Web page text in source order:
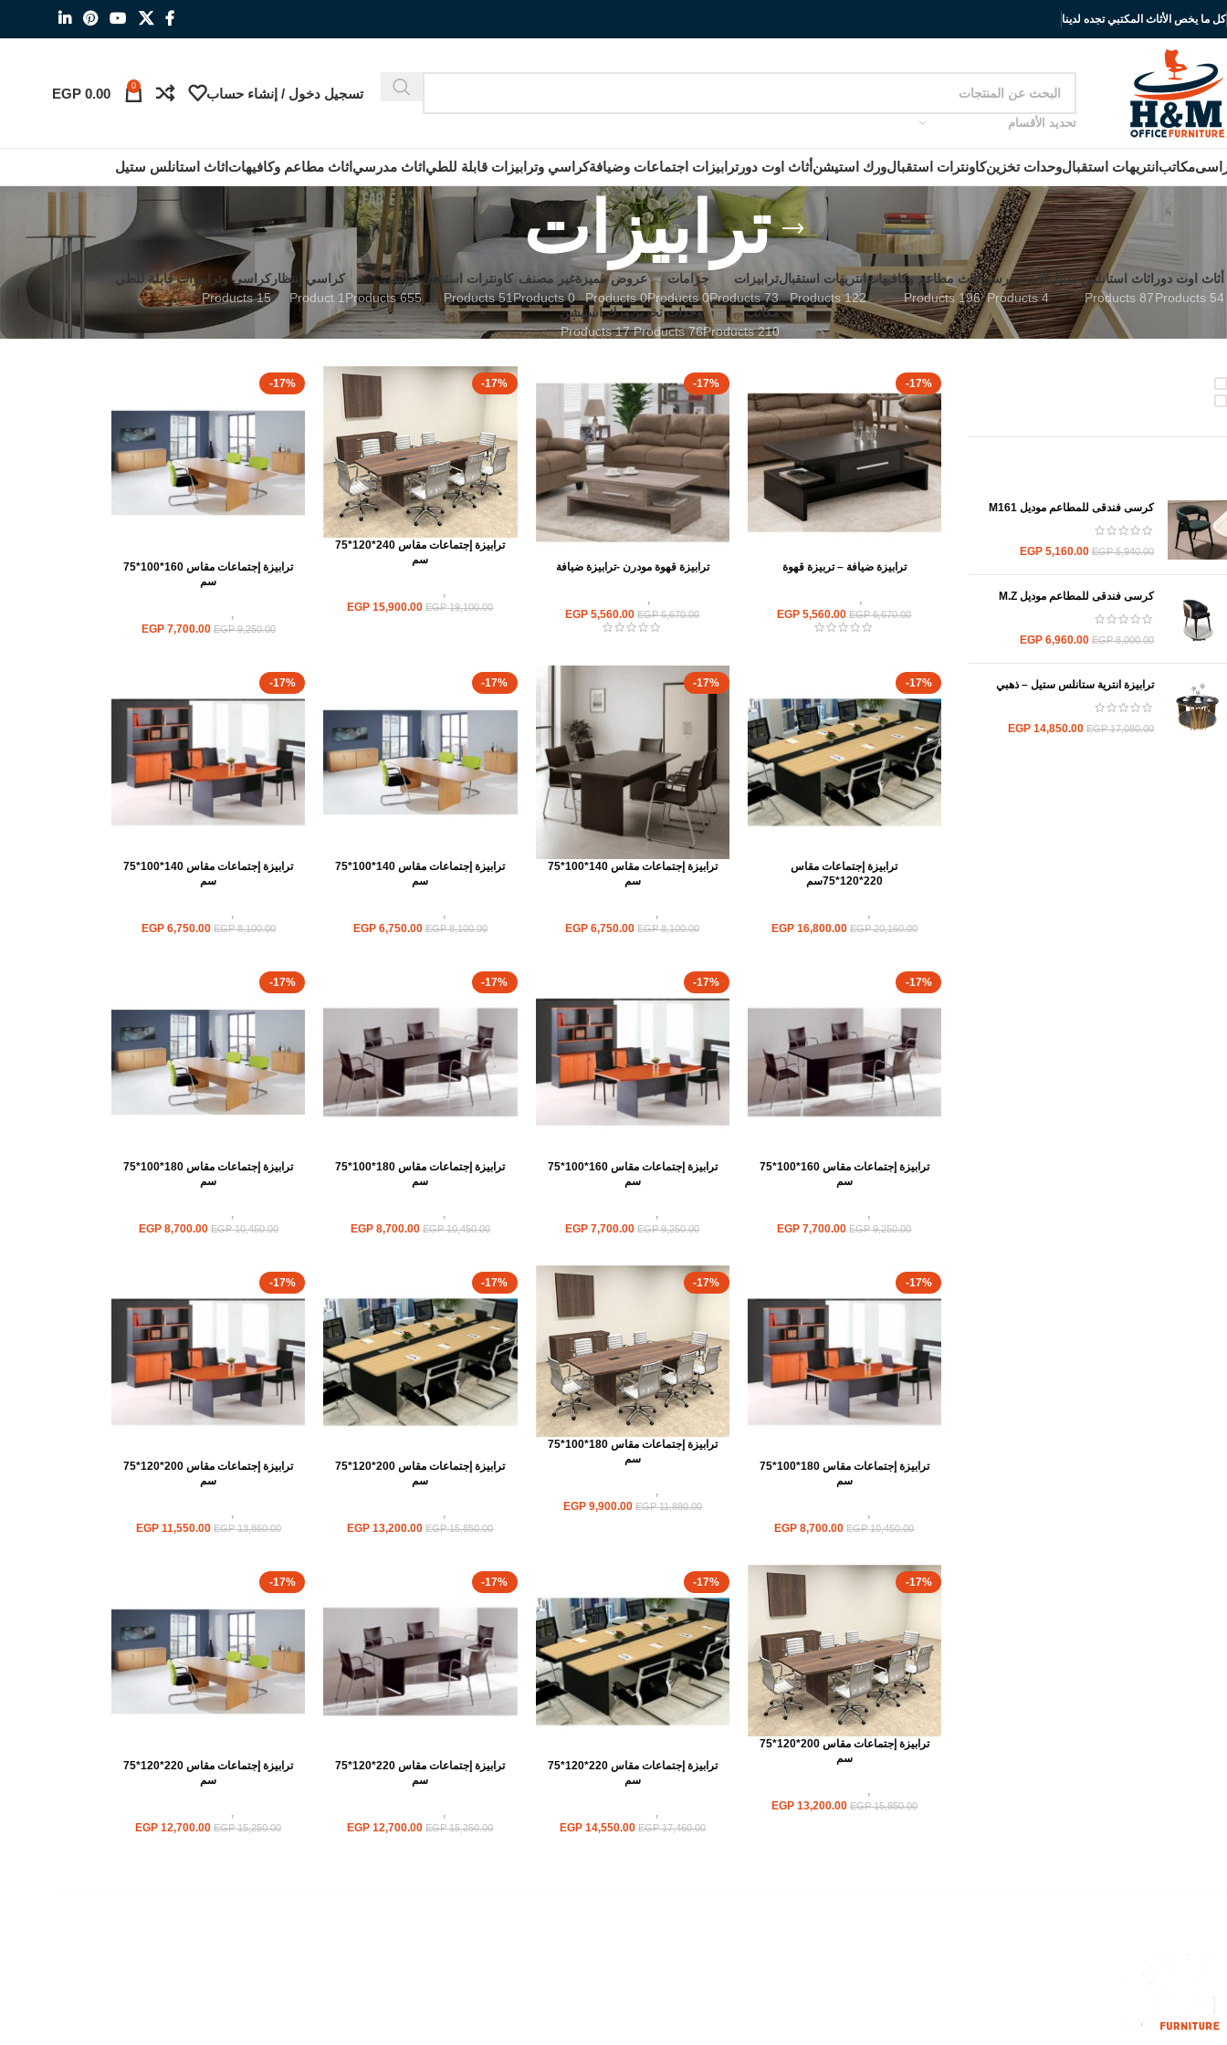
كل ما يخص الأثاث المكتبي تجده لدينا
تحديد الأقسام
تسجيل دخول / إنشاء حساب 0
EGP 0.00
مكاتب انتريهات استقبالوحدات تخزينكاونترات استقبالورك استيشنأثاث اوت دورترابيزات اجتماعات وضيافةكراسي وترابيزات قابلة للطي اثاث مدرسي اثاث مطاعم وكافيهات اثاث استانلس ستيل
ترابيزات
أثاث اوت دور
54 Products
اثاث استانلس ستيل
87 Products
اثاث مدرسي
4 Products
اثاث مطاعم وكافيهات
196 Products
انتريهات استقبال
122 Products
ترابيزات
73 Products
جزامات
0 Products
عروض مميزة
0 Products
غير مصنف
0 Products
كاونترات استقبال
51 Products
كراسى
655 Products
كراسي إنتظار
1 Product
كراسي وترابيزات قابلة للطي
15 Products
مكاتب
210 Products
وحدات تخزين
76 Products
ورك استيشن
17 Products
كرسى فندقى للمطاعم موديل M161
EGP5,940.00
EGP 5,160.00
كرسى فندقى للمطاعم موديل M.Z
EGP8,000.00
EGP 6,960.00
ترابيزة انترية ستانلس ستيل – ذهبي
EGP17,080.00
EGP 14,850.00
-17%
ترابيزة ضيافة – تربيزة قهوة
,
EGP6,670.00
EGP 5,560.00
-17%
ترابيزة قهوة مودرن -ترابيزة ضيافة
,
EGP6,670.00
EGP 5,560.00
-17%
ترابيزة إجتماعات مقاس 240*120*75
سم
,
EGP19,100.00
EGP 15,900.00
-17%
ترابيزة إجتماعات مقاس 160*100*75
سم
,
EGP9,250.00
EGP7,700.00
-17%
ترابيزة إجتماعات مقاس
220*120*75سم
ترابيزات,
EGP20,160.00
EGP16,800.00
-17%
ترابيزة إجتماعات مقاس 140*100*75
سم
ترابيزات,
EGP8,100.00
EGP 6,750.00
-17%
ترابيزة إجتماعات مقاس 140*100*75
سم
,
EGP8,100.00
EGP6,750.00
-17%
ترابيزة إجتماعات مقاس 140*100*75
سم
,
EGP8,100.00
EGP6,750.00
-17%
ترابيزة إجتماعات مقاس 160*100*75
سم
ترابيزات,
EGP9,250.00
EGP 7,700.00
-17%
ترابيزة إجتماعات مقاس 160*100*75
سم
ترابيزات,
EGP9,250.00
EGP 7,700.00
-17%
ترابيزة إجتماعات مقاس 180*100*75
سم
,
EGP10,450.00
EGP8,700.00
-17%
ترابيزة إجتماعات مقاس 180*100*75
سم
,
EGP10,450.00
EGP8,700.00
-17%
ترابيزة إجتماعات مقاس 180*100*75
سم
ترابيزات,
EGP10,450.00
EGP 8,700.00
-17%
ترابيزة إجتماعات مقاس 180*100*75
سم
ترابيزات,
EGP11,880.00
EGP9,900.00
-17%
ترابيزة إجتماعات مقاس 200*120*75
سم
,
EGP15,850.00
EGP 13,200.00
-17%
ترابيزة إجتماعات مقاس 200*120*75
سم
,
EGP13,860.00
EGP11,550.00
-17%
ترابيزة إجتماعات مقاس 200*120*75
سم
ترابيزات,
EGP15,850.00
EGP13,200.00
-17%
ترابيزة إجتماعات مقاس 220*120*75
سم
ترابيزات,
EGP17,460.00
EGP14,550.00
-17%
ترابيزة إجتماعات مقاس 220*120*75
سم
,
EGP15,250.00
EGP 12,700.00
-17%
ترابيزة إجتماعات مقاس 220*120*75
سم
,
EGP15,250.00
EGP 12,700.00